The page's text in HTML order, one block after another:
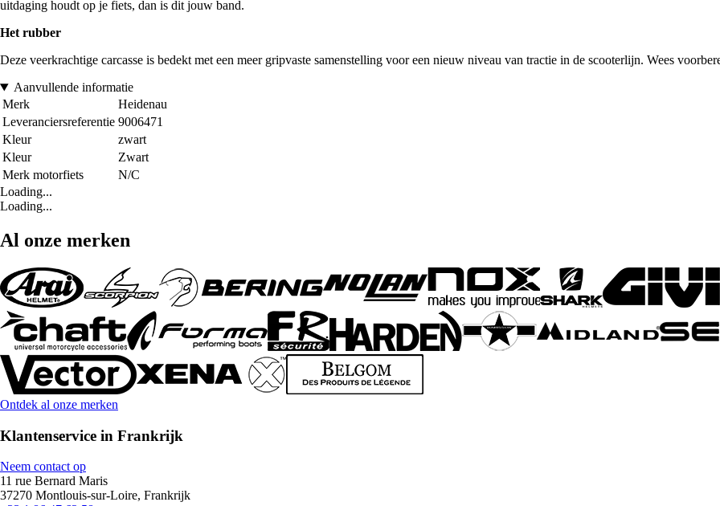
uitdaging houdt op je fiets, dan is dit jouw band.
Het rubber
Deze veerkrachtige carcasse is bedekt met een meer gripvaste samenstelling voor een nieuw niveau van tractie in de scooterlijn. Wees
Aanvullende informatie
Merk
Heidenau
Leveranciersreferentie 9006471
Kleur
zwart
Kleur
Zwart
Merk motorfiets
N/C
Loading...
Loading...
Al onze merken
Ontdek al onze merken
Klantenservice in Frankrijk
Neem contact op
11 rue Bernard Maris
37270 Montlouis-sur-Loire, Frankrijk